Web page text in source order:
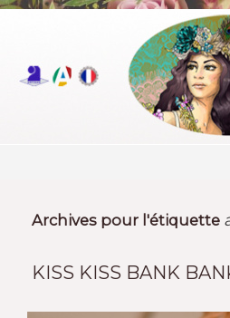
Archives pour l'étiquette
KISS KISS BANK